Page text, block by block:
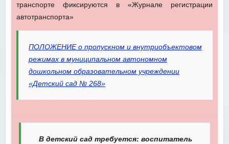
транспорте фиксируются в «Журнале регистрации
автотранспорта»
ПОЛОЖЕНИЕ о пропускном и внутриобъектовом
режимах в муниципальном автономном
дошкольном образовательном учреждении
«Детский сад № 268»
В детский сад требуется: воспитатель